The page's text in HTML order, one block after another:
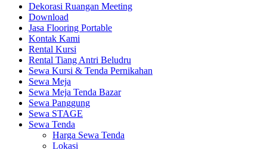
Dekorasi Ruangan Meeting
Download
Jasa Flooring Portable
Kontak Kami
Rental Kursi
Rental Tiang Antri Beludru
Sewa Kursi & Tenda Pernikahan
Sewa Meja
Sewa Meja Tenda Bazar
Sewa Panggung
Sewa STAGE
Sewa Tenda
Harga Sewa Tenda
Lokasi